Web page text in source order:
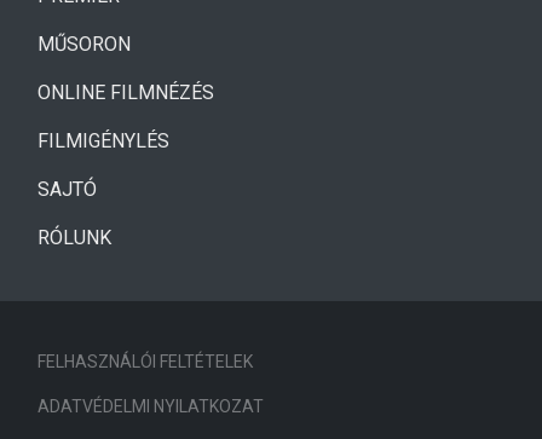
MŰSORON
ONLINE FILMNÉZÉS
FILMIGÉNYLÉS
SAJTÓ
RÓLUNK
FELHASZNÁLÓI FELTÉTELEK
ADATVÉDELMI NYILATKOZAT